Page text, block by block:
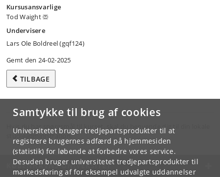
Samtykke til brug af cookies
Universitetet bruger tredjepartsprodukter til at
registrere brugernes adfærd på hjemmesiden
(statistik) for løbende at forbedre vores service.
Desuden bruger universitetet tredjepartsprodukter til
markedsføring af for eksempel udvalgte uddannelser
Kursusansvarlige
Tod Waight
Undervisere
Lars Ole Boldreel (gqf124)
Gemt den 24-02-2025
TILBAGE
Hvis du har spørgsmål til kurset, skal du henvende dig til din lokale
studieadministration.
KØBENHAVNS UNIVERSITET